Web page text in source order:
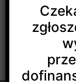
o tym, jak dbać
(więcej…)